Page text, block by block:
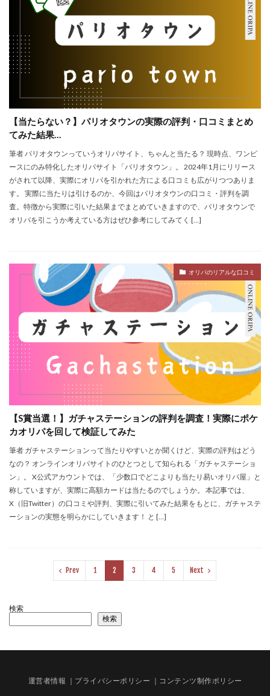
【当たらない？】パリオタウンの実際の評判・口コミまとめ
てみた結果…
筆者 パリオタウンっていうオリパサイト、ちゃんと当たる？ 現時点、ワンピ
ースにのみ特化したオリパサイト「パリオタウン」。 2024年1月にリリース
がされて以降、実際にオリパを引かれた方による口コミも広がりつつありま
す。 実際に当たりは引けるのか、今回はパリオタウンの口コミ・評判を調
査。特徴から実際に引いた結果までまとめていきますので、パリオタウンで
オリパを引こうか考えている方はぜひ参考にしてみてく […]
オリパのリアルな口コミ
【S賞当選！】ガチャステーションの評判を調査！実際にポケ
カオリパを回して検証してみた
筆者 ガチャステーションって当たりやすいとか聞くけど、実際の評判はどう
なの？ オンラインオリパサイトのひとつとして知られる「ガチャステーショ
ン」。 X公式アカウントでは、「少数口でどこよりも当たり易いオリパ屋」と
称していますが、実際に高額カードは当たるのでしょうか。 本記事では、
X（旧Twitter）の口コミや評判、実際に引いてみた結果をもとに、ガチャステ
ーションの実態を明らかにしていきます！ と […]
Prev 1 2 3 4 5 Next
検索
検索
運営者情報 ｜プライバシーポリシー ｜コンテンツ制作ポリシー